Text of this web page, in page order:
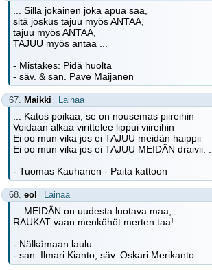
... Sillä jokainen joka apua saa,
sitä joskus tajuu myös ANTAA,
tajuu myös ANTAA,
TAJUU myös antaa ...
- Mistakes: Pidä huolta
- säv. & san. Pave Maijanen
67. Maikki Lainaa
... Katos poikaa, se on nousemas piireihin
Voidaan alkaa virittelee lippui viireihin
Ei oo mun vika jos ei TAJUU meidän haippii
Ei oo mun vika jos ei TAJUU MEIDÄN draivii. ...
- Tuomas Kauhanen - Paita kattoon
68. eol Lainaa
... MEIDÄN on uudesta luotava maa,
RAUKAT vaan menköhöt merten taa!
- Nälkämaan laulu
- san. Ilmari Kianto, säv. Oskari Merikanto